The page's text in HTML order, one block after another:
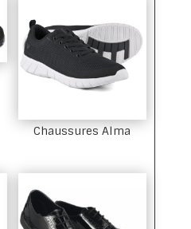
Chaussures Alma